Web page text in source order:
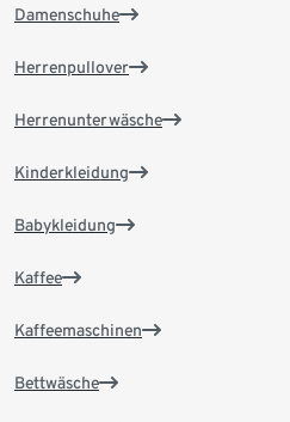
Damenschuhe
Herrenpullover
Herrenunterwäsche
Kinderkleidung
Babykleidung
Kaffee
Kaffeemaschinen
Bettwäsche